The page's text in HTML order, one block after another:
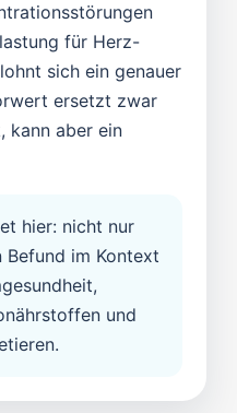
für Herz-
sich ein genauer
ersetzt zwar
kann aber ein
hier: nicht nur
Befund im Kontext
und